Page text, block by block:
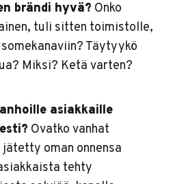
brändi hyvä? Onko
tuli sitten toimistolle,
Täytyykö
Miksi? Ketä varten?
asiakkaille
Ovatko vanhat
oman onnensa
tehty